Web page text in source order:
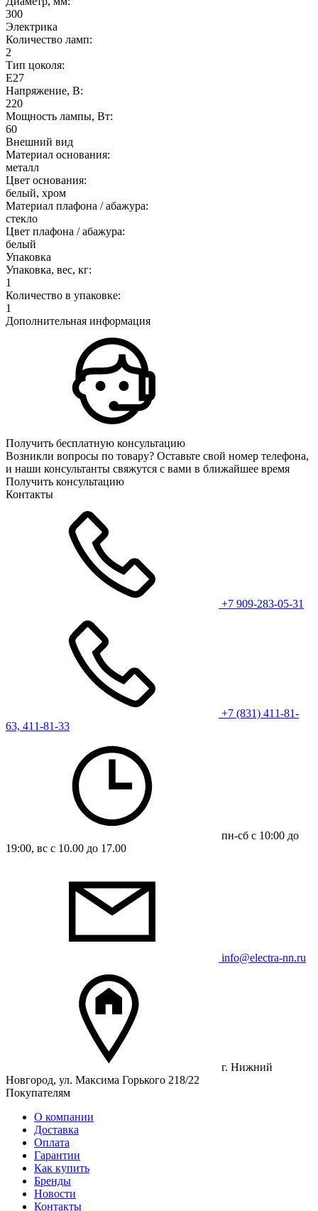
300
Электрика
Количество ламп:
2
Тип цоколя:
E27
Напряжение, В:
220
Мощность лампы, Вт:
60
Внешний вид
Материал основания:
металл
Цвет основания:
белый, хром
Материал плафона / абажура:
стекло
Цвет плафона / абажура:
белый
Упаковка
Упаковка, вес, кг:
1
Количество в упаковке:
1
Дополнительная информация
Получить бесплатную консультацию
Возникли вопросы по товару? Оставьте свой номер телефона,
и наши консультанты свяжутся с вами в ближайшее время
Получить консультацию
Контакты
+7 909-283-05-31
+7 (831) 411-81-
63, 411-81-33
пн-сб с 10:00 до
19:00, вс с 10.00 до 17.00
info@electra-nn.ru
г. Нижний
Новгород, ул. Максима Горького 218/22
Покупателям
О компании
Доставка
Оплата
Гарантии
Как купить
Бренды
Новости
Контакты